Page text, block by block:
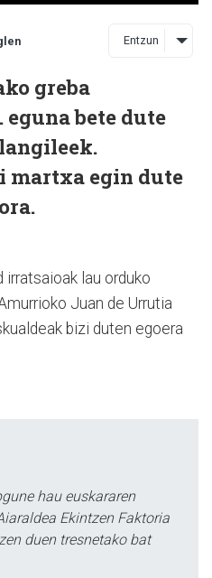
Entzun
greba
eguna bete dute
martxa egin dute
irratsaioak lau orduko
Juan de Urrutia
bizi duten egoera
hau euskararen
Ekintzen Faktoria
duen tresnetako bat